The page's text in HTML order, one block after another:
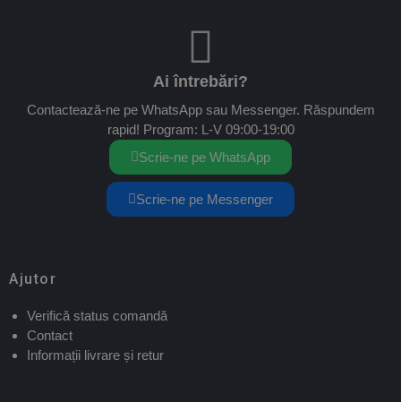
Ai întrebări?
Contactează-ne pe WhatsApp sau Messenger. Răspundem
rapid! Program: L-V 09:00-19:00
Scrie-ne pe WhatsApp
Scrie-ne pe Messenger
Ajutor
Verifică status comandă
Contact
Informații livrare și retur